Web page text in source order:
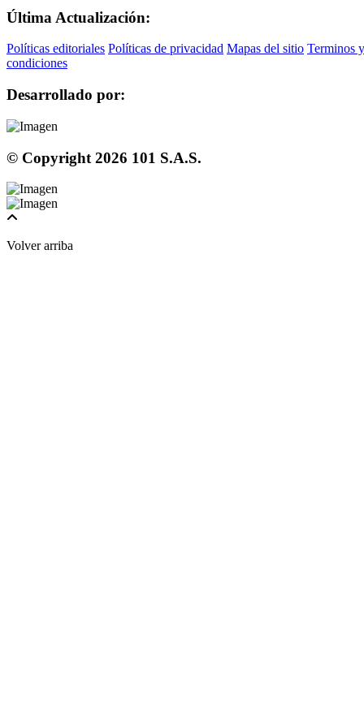
Última Actualización:
Políticas editoriales Políticas de privacidad Mapas del sitio Terminos y
condiciones
Desarrollado por:
© Copyright 2026 101 S.A.S.
Volver arriba